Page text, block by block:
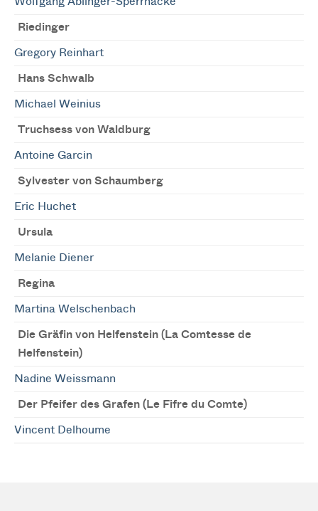
Riedinger
Gregory Reinhart
Hans Schwalb
Michael Weinius
Truchsess von Waldburg
Antoine Garcin
Sylvester von Schaumberg
Eric Huchet
Ursula
Melanie Diener
Regina
Martina Welschenbach
Die Gräfin von Helfenstein (La Comtesse de
Helfenstein)
Nadine Weissmann
Der Pfeifer des Grafen (Le Fifre du Comte)
Vincent Delhoume